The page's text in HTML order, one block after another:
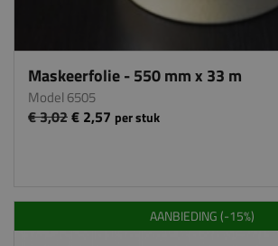
Maskeerfolie - 550 mm x 33 m
Model 6505
€ 3,02€ 2,57 per stuk
AANBIEDING (-15%)